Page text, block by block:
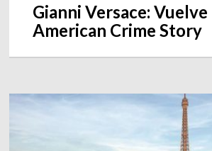
Gianni Versace: Vuelve
American Crime Story